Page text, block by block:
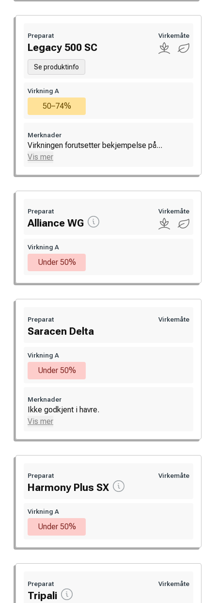
Preparat
Legacy 500 SC
Se produktinfo
Virkemåte
Virkning A
50–74%
Merknader
Virkningen forutsetter bekjempelse på...
Vis mer
Preparat
Alliance WG
Virkemåte
Virkning A
Under 50%
Preparat
Saracen Delta
Virkemåte
Virkning A
Under 50%
Merknader
Ikke godkjent i havre.
Vis mer
Preparat
Harmony Plus SX
Virkemåte
Virkning A
Under 50%
Preparat
Tripali
Virkemåte